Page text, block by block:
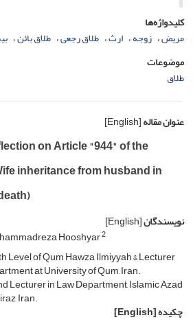
کلیدواژه‌ها
مریض زوجه ارث طلاق رجعی طلاق بائن
موضوعات
طلاق
عنوان مقاله[English]
on Article "944" of the
inheritance from husband in
نویسندگان[English]
Hooshyar2
Level of Qum Hawza Ilmiyyah & Lecturer
at University of Qum, Iran.
Lecturer in Law Department, Islamic Azad
Iran.
چکیده[English]